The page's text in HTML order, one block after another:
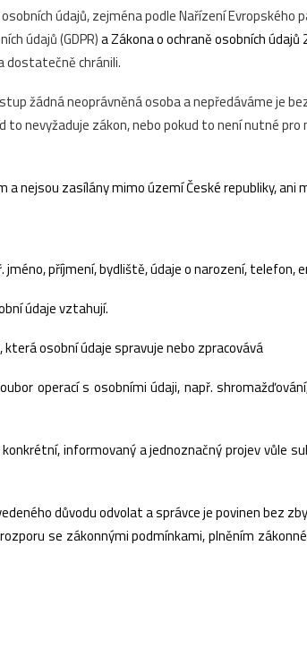
údajů, zejména podle Nařízení Evropského
údajů (GDPR)aZákona o ochraně osobních údajů
dostatečně chránili.
žádná neoprávněná osoba a nepředáváme je
nevyžaduje zákon, nebo pokud to není nutné pro
nejsou zasílány mimo území České republiky, ani
příjmení, bydliště, údaje o narození, telefon,
údaje vztahují.
osobní údaje spravuje nebo zpracovává
operací s osobními údaji, např.
informovaný a jednoznačný projev vůle
důvodu odvolat a správce je povinen bez
se zákonnými podmínkami, plněním